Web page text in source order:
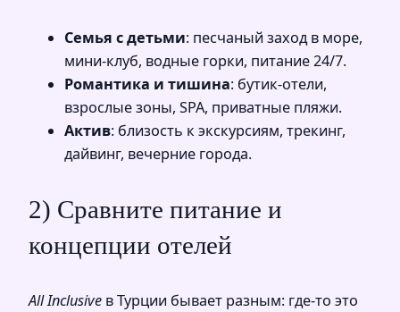
Семья с детьми: песчаный заход в море,
мини-клуб, водные горки, питание 24/7.
Романтика и тишина: бутик-отели,
взрослые зоны, SPA, приватные пляжи.
Актив: близость к экскурсиям, трекинг,
дайвинг, вечерние города.
2) Сравните питание и
концепции отелей
All Inclusive в Турции бывает разным: где-то это